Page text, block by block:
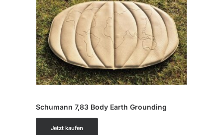
Schumann 7,83 Body Earth Grounding
Jetzt kaufen